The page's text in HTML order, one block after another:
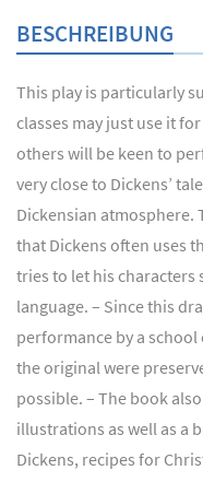
BESCHREIBUNG
This play is particularly
classes may just use it
others will be keen to
very close to Dickens’
Dickensian atmosphere.
that Dickens often uses
tries to let his
language. – Since this
performance by a school
the original were
possible. – The book
illustrations as well as a
Dickens, recipes for